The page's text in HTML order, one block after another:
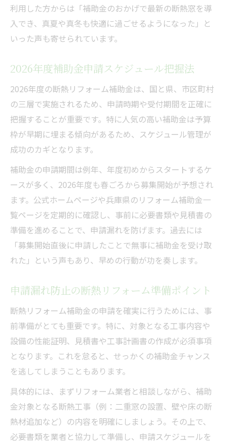
利用した方からは「補助金のおかげで最新の断熱窓を導
入でき、真夏や真冬も快適に過ごせるようになった」と
いった声も寄せられています。
2026年度補助金申請スケジュール把握法
2026年度の断熱リフォーム補助金は、国と県、市区町村
の三層で実施されるため、申請時期や受付期間を正確に
把握することが重要です。特に人気の高い補助金は予算
枠が早期に埋まる傾向があるため、スケジュール管理が
成功のカギとなります。
補助金の申請期間は例年、年度初めからスタートするケ
ースが多く、2026年度も春ごろから募集開始が予想され
ます。公式ホームページや兵庫県のリフォーム補助金一
覧ページを定期的に確認し、事前に必要書類や見積書の
準備を進めることで、申請漏れを防げます。過去には
「募集開始直後に申請したことで無事に補助金を受け取
れた」という声もあり、早めの行動が功を奏します。
申請漏れ防止の断熱リフォーム準備ポイント
断熱リフォーム補助金の申請を確実に行うためには、事
前準備がとても重要です。特に、対象となる工事内容や
設備の性能証明、見積書や工事計画書の作成が必須事項
となります。これを怠ると、せっかくの補助金チャンス
を逃してしまうこともあります。
具体的には、まずリフォーム業者と相談しながら、補助
金対象となる断熱工事（例：二重窓の設置、壁や床の断
熱材追加など）の内容を明確にしましょう。その上で、
必要書類を業者と協力して準備し、申請スケジュールを